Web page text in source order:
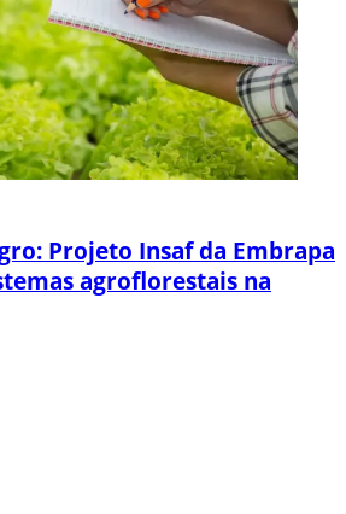
Projeto Insaf da Embrapa
agroflorestais na